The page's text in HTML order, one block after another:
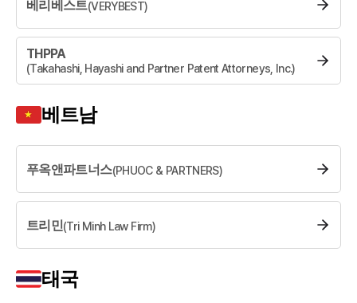
베리베스트(VERYBEST)
THPPA
(Takahashi, Hayashi and Partner Patent Attorneys, Inc.)
베트남
푸옥앤파트너스(PHUOC & PARTNERS)
트리민(Tri Minh Law Firm)
태국